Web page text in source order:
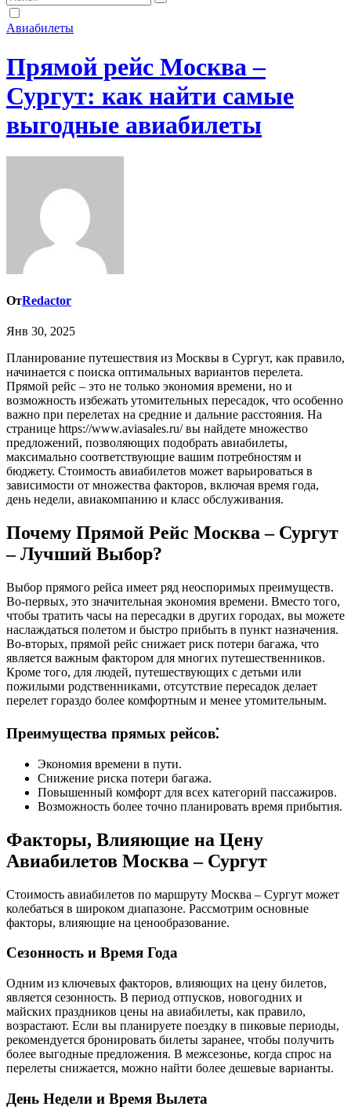
Авиабилеты
Прямой рейс Москва –
Сургут: как найти самые
выгодные авиабилеты
ОтRedactor
Янв 30, 2025
Планирование путешествия из Москвы в Сургут, как правило,
начинается с поиска оптимальных вариантов перелета.
Прямой рейс – это не только экономия времени, но и
возможность избежать утомительных пересадок, что особенно
важно при перелетах на средние и дальние расстояния. На
странице https://www.aviasales.ru/ вы найдете множество
предложений, позволяющих подобрать авиабилеты,
максимально соответствующие вашим потребностям и
бюджету. Стоимость авиабилетов может варьироваться в
зависимости от множества факторов, включая время года,
день недели, авиакомпанию и класс обслуживания.
Почему Прямой Рейс Москва – Сургут
– Лучший Выбор?
Выбор прямого рейса имеет ряд неоспоримых преимуществ.
Во-первых, это значительная экономия времени. Вместо того,
чтобы тратить часы на пересадки в других городах, вы можете
наслаждаться полетом и быстро прибыть в пункт назначения.
Во-вторых, прямой рейс снижает риск потери багажа, что
является важным фактором для многих путешественников.
Кроме того, для людей, путешествующих с детьми или
пожилыми родственниками, отсутствие пересадок делает
перелет гораздо более комфортным и менее утомительным.
Преимущества прямых рейсов⁚
Экономия времени в пути.
Снижение риска потери багажа.
Повышенный комфорт для всех категорий пассажиров.
Возможность более точно планировать время прибытия.
Факторы, Влияющие на Цену
Авиабилетов Москва – Сургут
Стоимость авиабилетов по маршруту Москва – Сургут может
колебаться в широком диапазоне. Рассмотрим основные
факторы, влияющие на ценообразование.
Сезонность и Время Года
Одним из ключевых факторов, влияющих на цену билетов,
является сезонность. В период отпусков, новогодних и
майских праздников цены на авиабилеты, как правило,
возрастают. Если вы планируете поездку в пиковые периоды,
рекомендуется бронировать билеты заранее, чтобы получить
более выгодные предложения. В межсезонье, когда спрос на
перелеты снижается, можно найти более дешевые варианты.
День Недели и Время Вылета